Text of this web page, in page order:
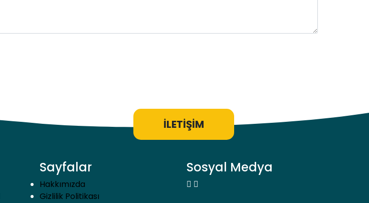
İLETİŞİM
Sayfalar
Hakkımızda
Gizlilik Politikası
Sosyal Medya